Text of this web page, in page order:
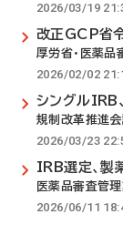
2026/03/19
改正GCP省
厚労省・医薬品
2026/02/02
シングルIRB
規制改革推進会
2026/03/23
IRB選定、製
医薬品審査管
2026/06/11